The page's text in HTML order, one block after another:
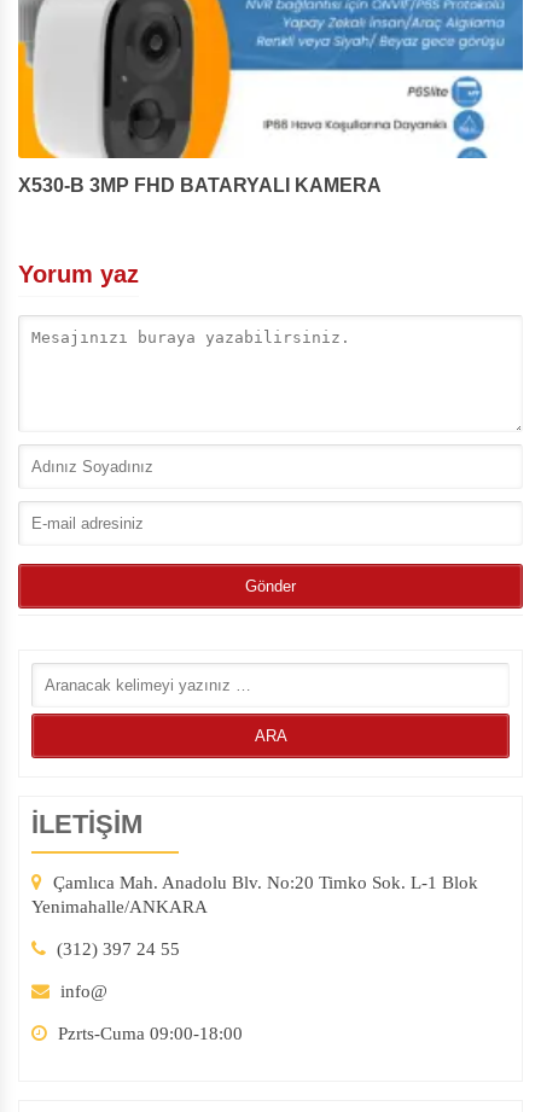
X530-B 3MP FHD BATARYALI KAMERA
Yorum yaz
İLETİŞİM
Çamlıca Mah. Anadolu Blv. No:20 Timko Sok. L-1 Blok
Yenimahalle/ANKARA
(312) 397 24 55
info@
Pzrts-Cuma 09:00-18:00